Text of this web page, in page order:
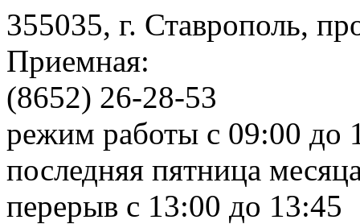
355035, г. Ставрополь,
Приемная:
(8652) 26-28-53
режим работы с 09:00 до
последняя пятница
перерыв с 13:00 до 13:45